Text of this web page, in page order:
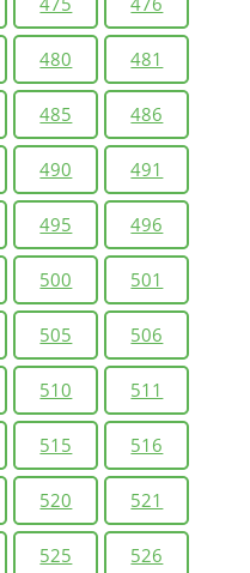
480 481
485 486
490 491
495 496
500 501
505 506
510 511
515 516
520 521
525 526